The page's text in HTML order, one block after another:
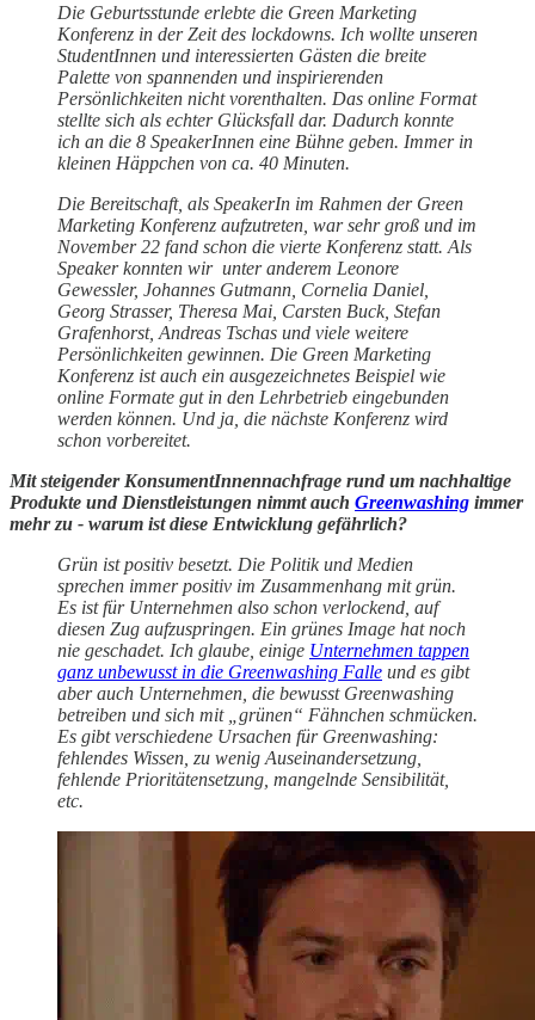
Die Geburtsstunde erlebte die Green Marketing
Konferenz in der Zeit des lockdowns. Ich wollte unseren
StudentInnen und interessierten Gästen die breite
Palette von spannenden und inspirierenden
Persönlichkeiten nicht vorenthalten. Das online Format
stellte sich als echter Glücksfall dar. Dadurch konnte
ich an die 8 SpeakerInnen eine Bühne geben. Immer in
kleinen Häppchen von ca. 40 Minuten.
Die Bereitschaft, als SpeakerIn im Rahmen der Green
Marketing Konferenz aufzutreten, war sehr groß und im
November 22 fand schon die vierte Konferenz statt. Als
Speaker konnten wir unter anderem Leonore
Gewessler, Johannes Gutmann, Cornelia Daniel,
Georg Strasser, Theresa Mai, Carsten Buck, Stefan
Grafenhorst, Andreas Tschas und viele weitere
Persönlichkeiten gewinnen. Die Green Marketing
Konferenz ist auch ein ausgezeichnetes Beispiel wie
online Formate gut in den Lehrbetrieb eingebunden
werden können. Und ja, die nächste Konferenz wird
schon vorbereitet.
Mit steigender KonsumentInnennachfrage rund um nachhaltige
Produkte und Dienstleistungen nimmt auch Greenwashing immer
mehr zu - warum ist diese Entwicklung gefährlich?
Grün ist positiv besetzt. Die Politik und Medien
sprechen immer positiv im Zusammenhang mit grün.
Es ist für Unternehmen also schon verlockend, auf
diesen Zug aufzuspringen. Ein grünes Image hat noch
nie geschadet. Ich glaube, einige Unternehmen tappen
ganz unbewusst in die Greenwashing Falle und es gibt
aber auch Unternehmen, die bewusst Greenwashing
betreiben und sich mit „grünen“ Fähnchen schmücken.
Es gibt verschiedene Ursachen für Greenwashing:
fehlendes Wissen, zu wenig Auseinandersetzung,
fehlende Prioritätensetzung, mangelnde Sensibilität,
etc.